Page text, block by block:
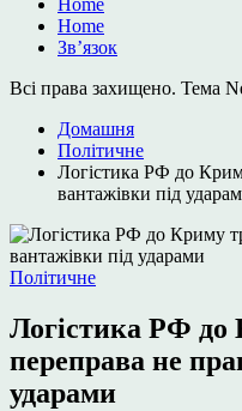
Home
Home
Зв’язок
Всі права захищено. Тема
Домашня
Політичне
Логістика РФ до
вантажівки під
Опублікувати
Політичне
Логістика РФ до
переправа не
ударами